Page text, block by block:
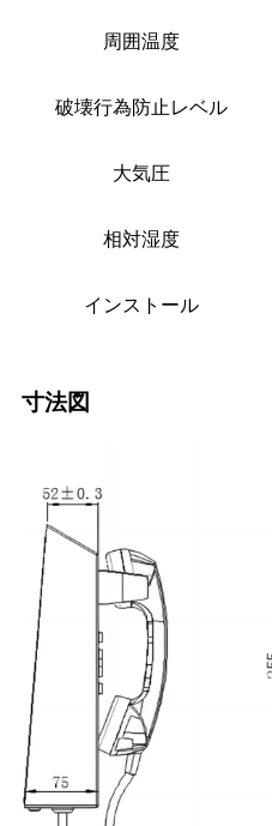
周囲温度
破壊行為防止レベル
大気圧
相対湿度
インストール
寸法図